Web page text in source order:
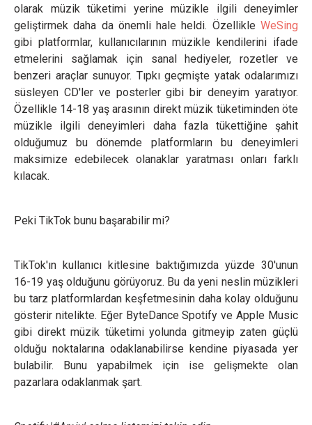
olarak müzik tüketimi yerine müzikle ilgili deneyimler
geliştirmek daha da önemli hale heldi. Özellikle WeSing
gibi platformlar, kullanıcılarının müzikle kendilerini ifade
etmelerini sağlamak için sanal hediyeler, rozetler ve
benzeri araçlar sunuyor. Tıpkı geçmişte yatak odalarımızı
süsleyen CD'ler ve posterler gibi bir deneyim yaratıyor.
Özellikle 14-18 yaş arasının direkt müzik tüketiminden öte
müzikle ilgili deneyimleri daha fazla tükettiğine şahit
olduğumuz bu dönemde platformların bu deneyimleri
maksimize edebilecek olanaklar yaratması onları farklı
kılacak.
Peki TikTok bunu başarabilir mi?
TikTok'ın kullanıcı kitlesine baktığımızda yüzde 30'unun
16-19 yaş olduğunu görüyoruz. Bu da yeni neslin müzikleri
bu tarz platformlardan keşfetmesinin daha kolay olduğunu
gösterir nitelikte. Eğer ByteDance Spotify ve Apple Music
gibi direkt müzik tüketimi yolunda gitmeyip zaten güçlü
olduğu noktalarına odaklanabilirse kendine piyasada yer
bulabilir. Bunu yapabilmek için ise gelişmekte olan
pazarlara odaklanmak şart.